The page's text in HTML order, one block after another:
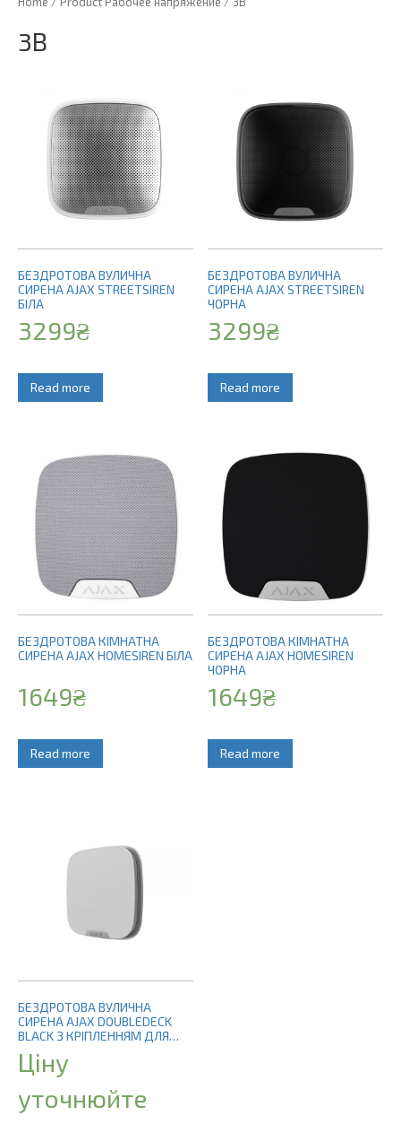
3В
БЕЗДРОТОВА ВУЛИЧНА
СИРЕНА AJAX STREETSIREN
БІЛА
3299₴
Read more
БЕЗДРОТОВА ВУЛИЧНА
СИРЕНА AJAX STREETSIREN
ЧОРНА
3299₴
Read more
БЕЗДРОТОВА КІМНАТНА
СИРЕНА AJAX HOMESIREN БІЛА
1649₴
Read more
БЕЗДРОТОВА КІМНАТНА
СИРЕНА AJAX HOMESIREN
ЧОРНА
1649₴
Read more
БЕЗДРОТОВА ВУЛИЧНА
СИРЕНА AJAX DOUBLEDECK
BLACK З КРІПЛЕННЯМ ДЛЯ
ПАНЕЛІ
Ціну
уточнюйте